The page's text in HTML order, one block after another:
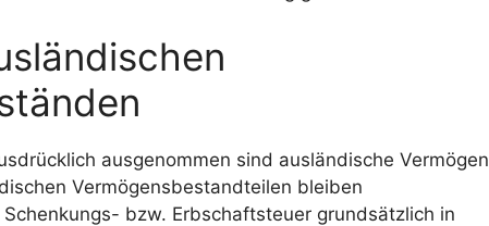
ausgenommen sind ausländische Vermögen
Vermögensbestandteilen bleiben
bzw. Erbschaftsteuer grundsätzlich in